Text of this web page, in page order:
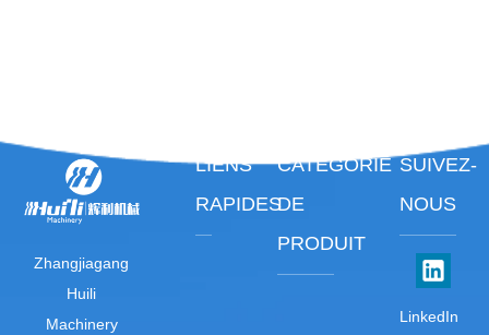
Zhangjiagang
Huili
Machinery
LIENS
RAPIDES
CATÉGORIE
DE
PRODUIT
SUIVEZ-
NOUS
LinkedIn